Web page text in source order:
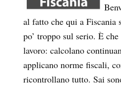
al fatto che qui a Fiscania
po’ troppo sul serio. È
lavoro: calcolano
applicano norme fiscali,
ricontrollano tutto. Sai